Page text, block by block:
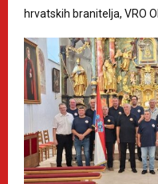
hrvatskih branitelja, VRO